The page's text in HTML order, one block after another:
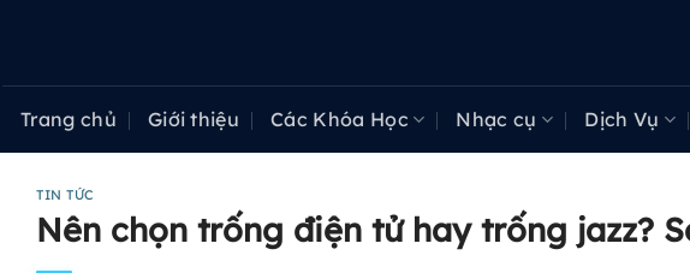
Trang chủ Giới thiệu Các Khóa Học Nhạc cụ Dịch Vụ
TIN TỨC
Nên chọn trống điện tử hay trống jazz?